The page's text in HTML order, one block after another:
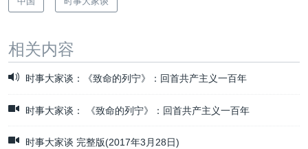
相关内容
时事大家谈：《致命的列宁》：回首共产主义一百年
时事大家谈： 《致命的列宁》：回首共产主义一百年
时事大家谈 完整版(2017年3月28日)